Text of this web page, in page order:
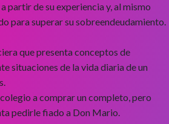
partir de su experiencia y, al mismo
para superar su sobreendeudamiento.
que presenta conceptos de
situaciones de la vida diaria de un
a comprar un completo, pero
pedirle fiado a Don Mario.